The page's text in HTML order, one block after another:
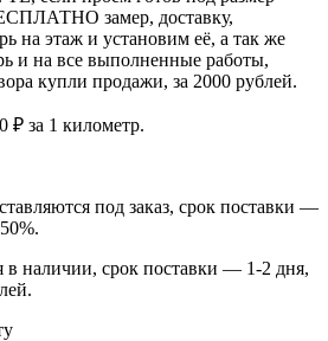
замер, доставку,
на этаж и установим её, а так же
и на все выполненные работы,
купли продажи, за 2000 рублей.
за 1 километр.
под заказ, срок поставки —
наличии, срок поставки — 1-2 дня,